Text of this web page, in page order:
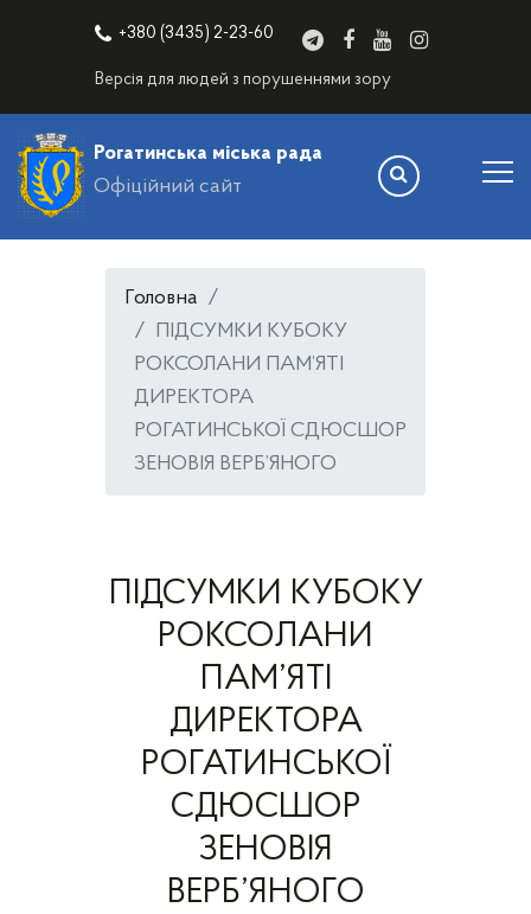
+380 (3435) 2-23-60
Версія для людей з порушеннями зору
Рогатинська міська рада
Офіційний сайт
Головна
ПІДСУМКИ КУБОКУ
РОКСОЛАНИ ПАМ’ЯТІ
ДИРЕКТОРА
РОГАТИНСЬКОЇ СДЮСШОР
ЗЕНОВІЯ ВЕРБ’ЯНОГО
ПІДСУМКИ КУБОКУ
РОКСОЛАНИ
ПАМ’ЯТІ
ДИРЕКТОРА
РОГАТИНСЬКОЇ
СДЮСШОР
ЗЕНОВІЯ
ВЕРБ’ЯНОГО